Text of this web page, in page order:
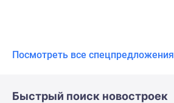
Посмотреть все спецпредложения
Быстрый поиск новостроек